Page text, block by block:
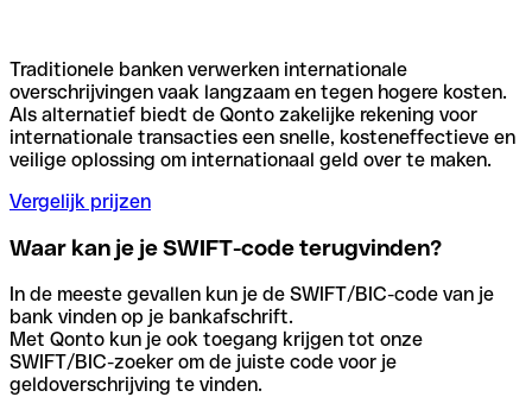
Traditionele banken verwerken internationale
overschrijvingen vaak langzaam en tegen hogere kosten.
Als alternatief biedt de Qonto zakelijke rekening voor
internationale transacties een snelle, kosteneffectieve en
veilige oplossing om internationaal geld over te maken.
Vergelijk prijzen
Waar kan je je SWIFT-code terugvinden?
In de meeste gevallen kun je de SWIFT/BIC-code van je
bank vinden op je bankafschrift.
Met Qonto kun je ook toegang krijgen tot onze
SWIFT/BIC-zoeker om de juiste code voor je
geldoverschrijving te vinden.